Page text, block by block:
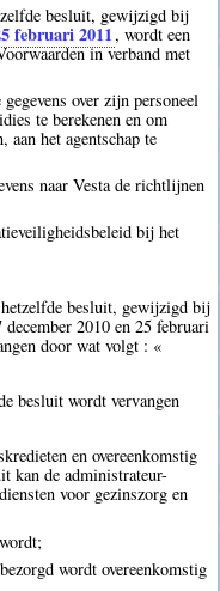
besluit, gewijzigd bij
februari 2011, wordt een
in verband met
over zijn personeel
te berekenen en om
aan het agentschap te
naar Vesta de richtlijnen
bij het
besluit, gewijzigd bij
2010 en 25 februari
door wat volgt : «
besluit wordt vervangen
en overeenkomstig
kan de administrateur-
voor gezinszorg en
wordt overeenkomstig